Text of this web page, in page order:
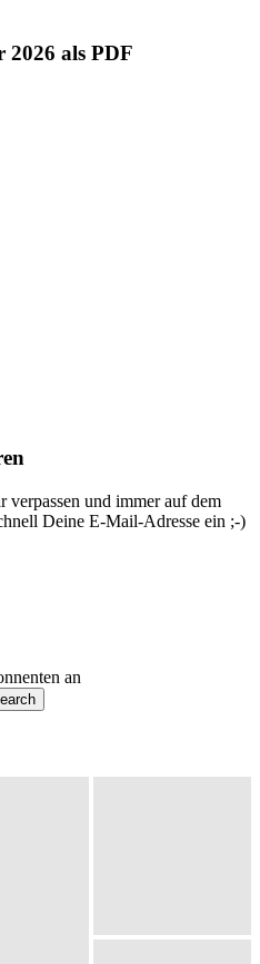
2026 als PDF
verpassen und immer auf dem
Deine E-Mail-Adresse ein ;-)
an